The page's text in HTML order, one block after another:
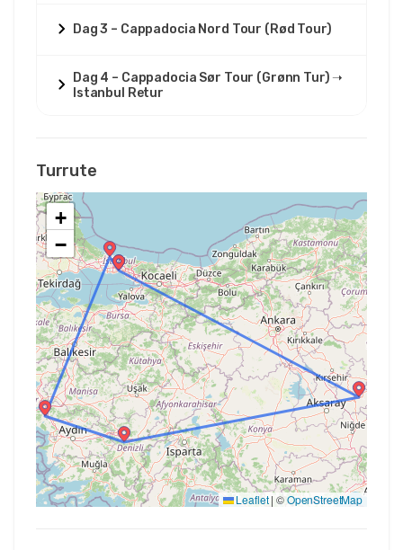
Dag 3 – Cappadocia Nord Tour (Rød Tour)
Dag 4 – Cappadocia Sør Tour (Grønn Tur) ➝
Istanbul Retur
Turrute
+
−
Leaflet | ©OpenStreetMap